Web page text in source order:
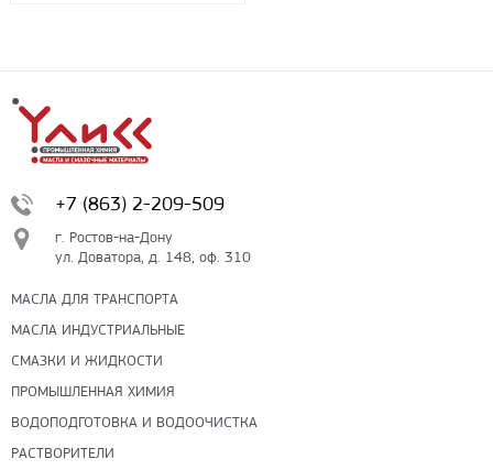
+7 (863) 2-209-509
г. Ростов-на-Дону
ул. Доватора, д. 148, оф. 310
МАСЛА ДЛЯ ТРАНСПОРТА
МАСЛА ИНДУСТРИАЛЬНЫЕ
СМАЗКИ И ЖИДКОСТИ
ПРОМЫШЛЕННАЯ ХИМИЯ
ВОДОПОДГОТОВКА И ВОДООЧИСТКА
РАСТВОРИТЕЛИ